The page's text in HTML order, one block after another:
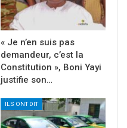
« Je n’en suis pas
demandeur, c’est la
Constitution », Boni Yayi
justifie son…
ILS ONT DIT